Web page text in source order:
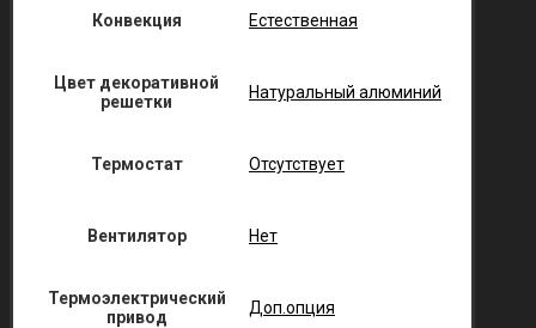
Конвекция Естественная
Цвет декоративной
решетки
Натуральный алюминий
Термостат Отсутствует
Вентилятор Нет
Термоэлектрический
привод
Доп.опция